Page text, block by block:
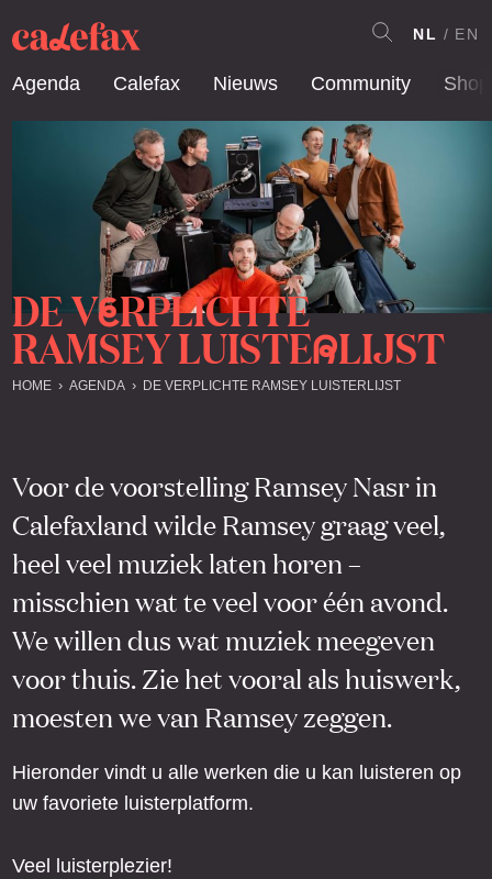
Agenda Calefax Nieuws Community Shop
NL EN
DE VERPLICHTE
RAMSEY LUISTERLIJST
HOME AGENDA DE VERPLICHTE RAMSEY LUISTERLIJST
Voor de voorstelling Ramsey Nasr in
Calefaxland wilde Ramsey graag veel,
heel veel muziek laten horen –
misschien wat te veel voor één avond.
We willen dus wat muziek meegeven
voor thuis. Zie het vooral als huiswerk,
moesten we van Ramsey zeggen.
Hieronder vindt u alle werken die u kan luisteren op
uw favoriete luisterplatform.
Veel luisterplezier!